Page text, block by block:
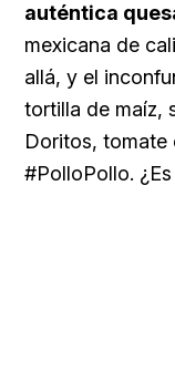
auténtica
mexicana de
allá, y el
tortilla de maíz,
Doritos, tomate
#PolloPollo.